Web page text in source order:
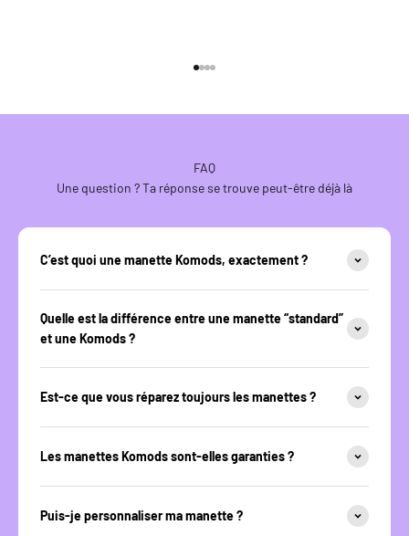
FAQ
Une question ? Ta réponse se trouve peut-être déjà là
C’est quoi une manette Komods, exactement ?
Quelle est la différence entre une manette “standard”
et une Komods ?
Est-ce que vous réparez toujours les manettes ?
Les manettes Komods sont-elles garanties ?
Puis-je personnaliser ma manette ?